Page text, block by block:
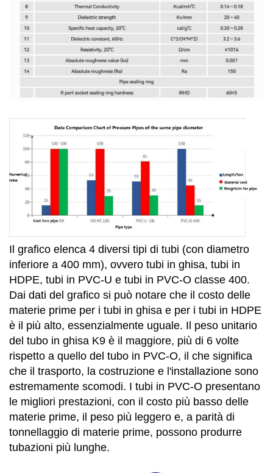
Il grafico elenca 4 diversi tipi di tubi (con diametro
inferiore a 400 mm), ovvero tubi in ghisa, tubi in
HDPE, tubi in PVC-U e tubi in PVC-O classe 400.
Dai dati del grafico si può notare che il costo delle
materie prime per i tubi in ghisa e per i tubi in HDPE
è il più alto, essenzialmente uguale. Il peso unitario
del tubo in ghisa K9 è il maggiore, più di 6 volte
rispetto a quello del tubo in PVC-O, il che significa
che il trasporto, la costruzione e l'installazione sono
estremamente scomodi. I tubi in PVC-O presentano
le migliori prestazioni, con il costo più basso delle
materie prime, il peso più leggero e, a parità di
tonnellaggio di materie prime, possono produrre
tubazioni più lunghe.